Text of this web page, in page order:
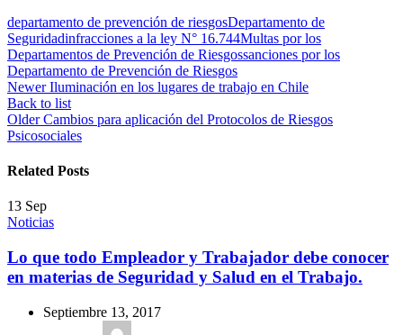
departamento de prevención de riesgosDepartamento de
Seguridadinfracciones a la ley N° 16.744Multas por los
Departamentos de Prevención de Riesgossanciones por los
Departamento de Prevención de Riesgos
Newer Iluminación en los lugares de trabajo en Chile
Back to list
Older Cambios para aplicación del Protocolos de Riesgos
Psicosociales
Related Posts
13 Sep
Noticias
Lo que todo Empleador y Trabajador debe conocer
en materias de Seguridad y Salud en el Trabajo.
Septiembre 13, 2017